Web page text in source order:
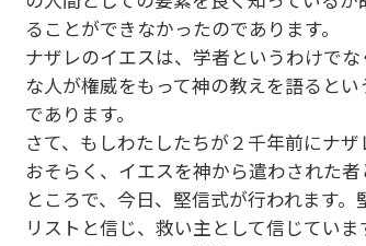
ることができなかったのであります。
ナザレのイエスは、学者というわけで
な人が権威をもって神の教えを語ると
であります。
さて、もしわたしたちが２千年前にナ
おそらく、イエスを神から遣わされた
ところで、今日、堅信式が行われます
リストと信じ、救い主として信じていま